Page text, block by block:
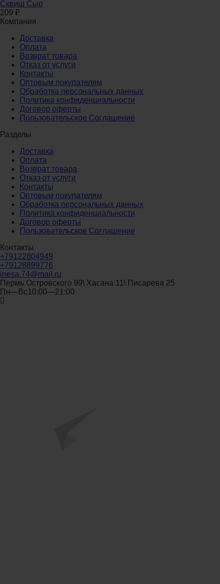
Сквиш Сыр
209 ₽
Компания
Доставка
Оплата
Возврат товара
Отказ от услуги
Контакты
Оптовым покупателям
Обработка персональных данных
Политика конфиденциальности
Договор оферты
Пользовательское Соглашение
Разделы
Доставка
Оплата
Возврат товара
Отказ от услуги
Контакты
Оптовым покупателям
Обработка персональных данных
Политика конфиденциальности
Договор оферты
Пользовательское Соглашение
Контакты
+79122804949
+79128899776
inesa.74@mail.ru
Пермь Островского 99\ Хасана 11\ Писарева 25
Пн—Вс10:00—21:00